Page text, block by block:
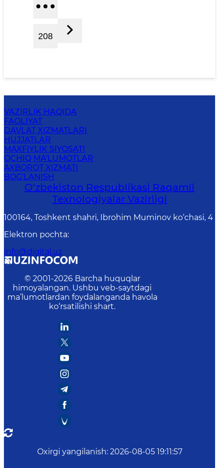
208
VAZIRLIK HAQIDA
FAOLIYAT
DAVLAT XIZMATLARI
HUJJATLAR
MAXFIYLIK SIYOSATI
OCHIQ MA'LUMOTLAR
AXBOROT XIZMATI
BOG'LANISH
O‘zbekiston Respublikasi Raqamli
Texnologiyalar Vazirligi
100164, Toshkent shahri, Ibrohim Muminov ko‘chasi, 4
Elektron pochta:
info@digital.uz
© 2001-2026 Barcha huquqlar
himoyalangan. Ushbu veb-saytdagi
ma’lumotlardan foydalanganda havola
ko‘rsatilishi shart.
Oxirgi yangilanish: 2026-08-05 19:11:57